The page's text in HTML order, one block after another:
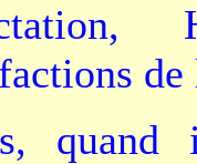
quand